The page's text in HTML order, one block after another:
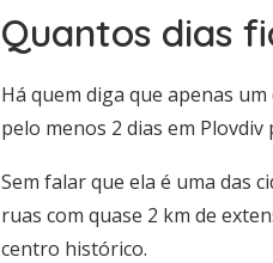
Quantos dias
Há quem diga que apenas
pelo menos 2 dias em
Sem falar que ela é uma das
ruas com quase 2 km de
centro histórico.